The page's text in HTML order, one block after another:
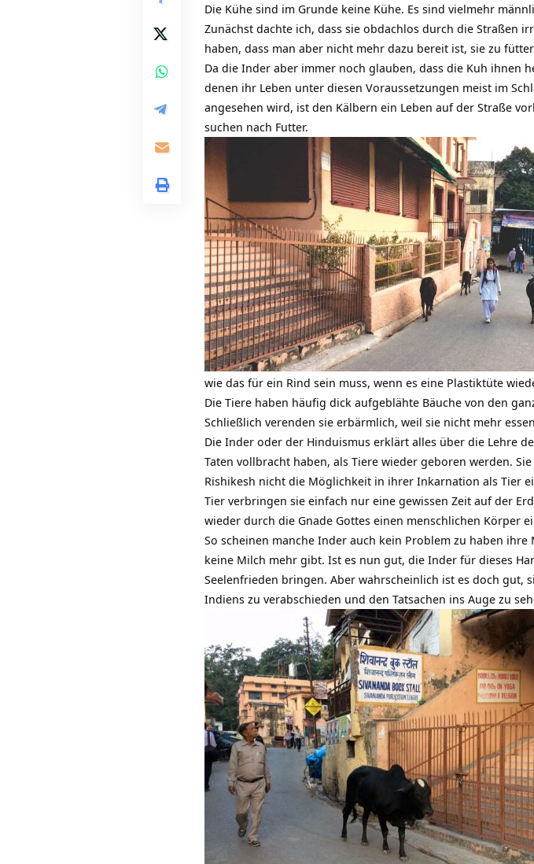
Die Kühe sind im Grunde keine Kühe. Es sind vielmehr
Zunächst dachte ich, dass sie obdachlos durch die Straßen
haben, dass man aber nicht mehr dazu bereit ist, sie zu
Da die Inder aber immer noch glauben, dass die Kuh ihnen
denen ihr Leben unter diesen Voraussetzungen meist im
angesehen wird, ist den Kälbern ein Leben auf der Straße
suchen nach Futter.
wie das für ein Rind sein muss, wenn es eine Plastiktüte
Die Tiere haben häufig dick aufgeblähte Bäuche von den
Schließlich verenden sie erbärmlich, weil sie nicht mehr
Die Inder oder der Hinduismus erklärt alles über die Lehre
Taten vollbracht haben, als Tiere wieder geboren werden.
Rishikesh nicht die Möglichkeit in ihrer Inkarnation als Tier
Tier verbringen sie einfach nur eine gewissen Zeit auf der
wieder durch die Gnade Gottes einen menschlichen Körper
So scheinen manche Inder auch kein Problem zu haben
keine Milch mehr gibt. Ist es nun gut, die Inder für dieses
Seelenfrieden bringen. Aber wahrscheinlich ist es doch
Indiens zu verabschieden und den Tatsachen ins Auge zu